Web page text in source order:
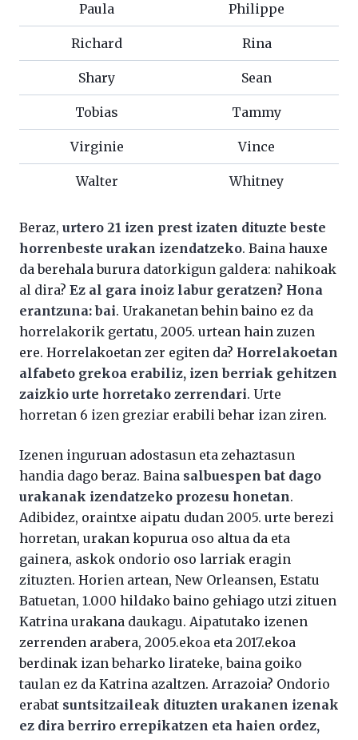
Paula Philippe
Richard Rina
Shary Sean
Tobias Tammy
Virginie Vince
Walter Whitney
Beraz, urtero 21 izen prest izaten dituzte beste
horrenbeste urakan izendatzeko. Baina hauxe
da berehala burura datorkigun galdera: nahikoak
al dira? Ez al gara inoiz labur geratzen? Hona
erantzuna: bai. Urakanetan behin baino ez da
horrelakorik gertatu, 2005. urtean hain zuzen
ere. Horrelakoetan zer egiten da? Horrelakoetan
alfabeto grekoa erabiliz, izen berriak gehitzen
zaizkio urte horretako zerrendari. Urte
horretan 6 izen greziar erabili behar izan ziren.
Izenen inguruan adostasun eta zehaztasun
handia dago beraz. Baina salbuespen bat dago
urakanak izendatzeko prozesu honetan.
Adibidez, oraintxe aipatu dudan 2005. urte berezi
horretan, urakan kopurua oso altua da eta
gainera, askok ondorio oso larriak eragin
zituzten. Horien artean, New Orleansen, Estatu
Batuetan, 1.000 hildako baino gehiago utzi zituen
Katrina urakana daukagu. Aipatutako izenen
zerrenden arabera, 2005.ekoa eta 2017.ekoa
berdinak izan beharko lirateke, baina goiko
taulan ez da Katrina azaltzen. Arrazoia? Ondorio
erabat suntsitzaileak dituzten urakanen izenak
ez dira berriro errepikatzen eta haien ordez,